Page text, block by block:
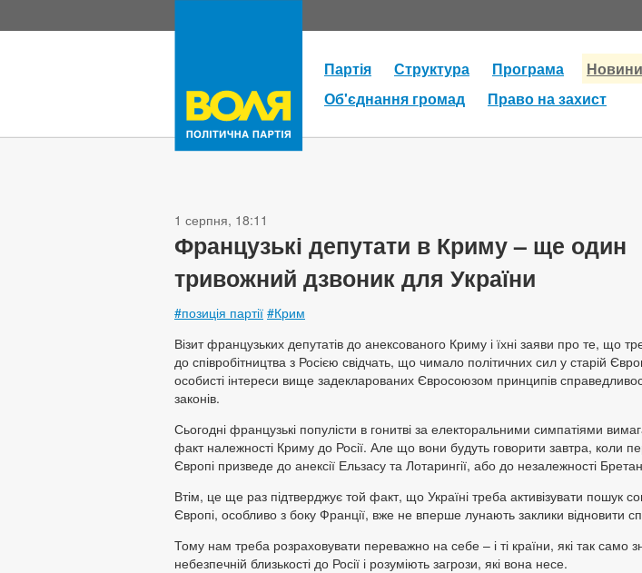
Партія Структура Програма Новини
Об'єднання громад
Право на захист
1 серпня, 18:11
Французькі депутати в Криму – ще один
тривожний дзвоник для України
#позиція партії #Крим
Візит французьких депутатів до анексованого Криму і їхні заяви про те, що
до співробітництва з Росією свідчать, що чимало політичних сил у старій
особисті інтереси вище задекларованих Євросоюзом принципів
законів.
Сьогодні французькі популісти в гонитві за електоральними симпатіями
факт належності Криму до Росії. Але що вони будуть говорити завтра, коли
Європі призведе до анексії Ельзасу та Лотарингії, або до незалежності
Втім, це ще раз підтверджує той факт, що Україні треба активізувати пошук
Європі, особливо з боку Франції, вже не вперше лунають заклики відновити
Тому нам треба розраховувати переважно на себе – і ті країни, які так само
небезпечній близькості до Росії і розуміють загрози, які вона несе.